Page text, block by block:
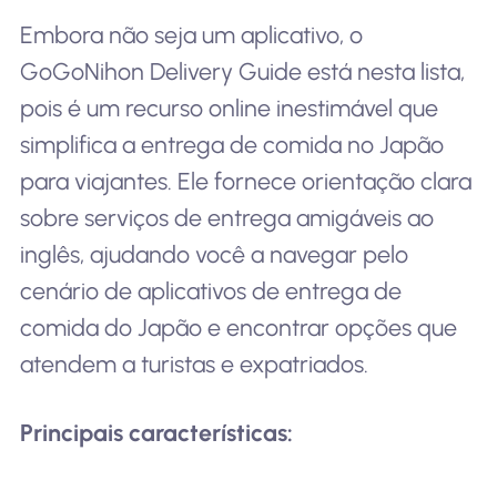
Embora não seja um aplicativo, o
GoGoNihon Delivery Guide está nesta lista,
pois é um recurso online inestimável que
simplifica a entrega de comida no Japão
para viajantes. Ele fornece orientação clara
sobre serviços de entrega amigáveis ao
inglês, ajudando você a navegar pelo
cenário de aplicativos de entrega de
comida do Japão e encontrar opções que
atendem a turistas e expatriados.
Principais características: